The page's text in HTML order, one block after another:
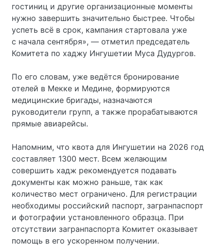
гостиниц и другие организационные моменты
нужно завершить значительно быстрее. Чтобы
успеть всё в срок, кампания стартовала уже
с начала сентября», — отметил председатель
Комитета по хаджу Ингушетии Муса Дудургов.
По его словам, уже ведётся бронирование
отелей в Мекке и Медине, формируются
медицинские бригады, назначаются
руководители групп, а также прорабатываются
прямые авиарейсы.
Напомним, что квота для Ингушетии на 2026 год
составляет 1300 мест. Всем желающим
совершить хадж рекомендуется подавать
документы как можно раньше, так как
количество мест ограничено. Для регистрации
необходимы российский паспорт, загранпаспорт
и фотографии установленного образца. При
отсутствии загранпаспорта Комитет оказывает
помощь в его ускоренном получении.